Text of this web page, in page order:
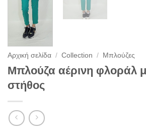
Αρχική σελίδα / Collection / Μπλούζες
Μπλούζα αέρινη φλοράλ
στήθος